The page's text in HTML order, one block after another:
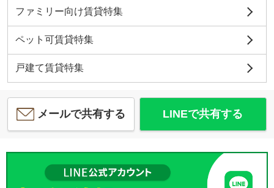
ファミリー向け賃貸特集
ペット可賃貸特集
戸建て賃貸特集
メールで共有する LINEで共有する